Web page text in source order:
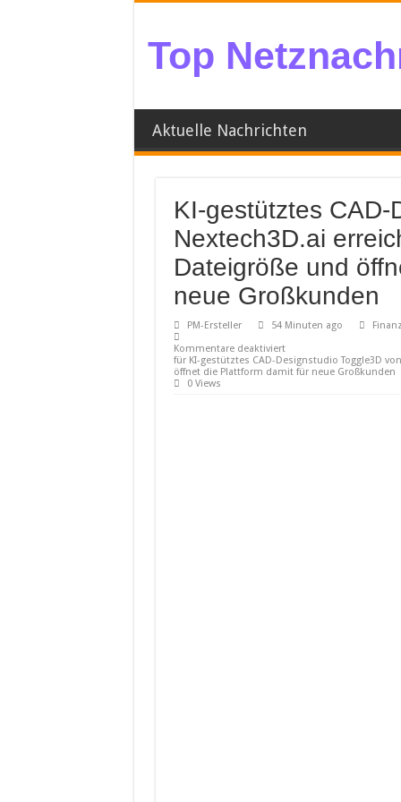
Top
Aktuelle Nachrichten
KI-gestütztes CAD-
Nextech3D.ai
Dateigröße und
neue Großkunden
PM-Ersteller 54 Minuten ago
Kommentare deaktiviert
für KI-gestütztes CAD-Designstudio Toggle3D
öffnet die Plattform damit für neue Großkunden
0 Views